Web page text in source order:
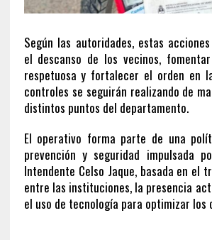
Según las autoridades, estas
el descanso de los vecinos,
respetuosa y fortalecer el orden en
controles se seguirán realizando de
distintos puntos del departamento.
El operativo forma parte de una
prevención y seguridad impulsada
Intendente Celso Jaque, basada en el
entre las instituciones, la presencia
el uso de tecnología para optimizar los